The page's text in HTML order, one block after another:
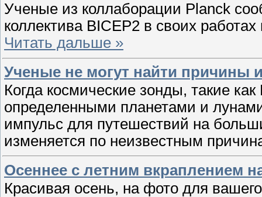
Ученые из коллаборации Planck
коллектива BICEP2 в своих
Читать дальше »
Ученые не могут найти причины
Когда космические зонды, такие
определенными планетами и
импульс для путешествий на
изменяется по неизвестным
Осеннее с летним вкраплением
Красивая осень, на фото для